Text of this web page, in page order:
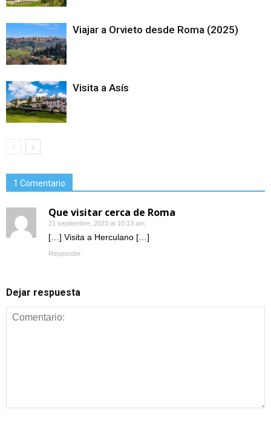
Viajar a Orvieto desde Roma (2025)
Visita a Asís
1 Comentario
Que visitar cerca de Roma
21 septiembre, 2023 at 10:13 am
[…] Visita a Herculano […]
Responder
Dejar respuesta